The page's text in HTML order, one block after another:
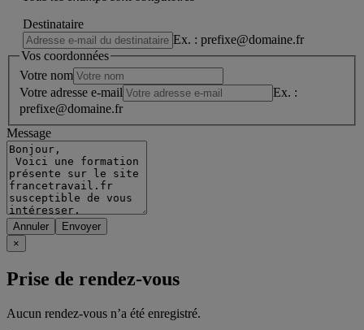
Destinataire
Ex. : prefixe@domaine.fr
Vos coordonnées
Votre nom
Votre adresse e-mail
Ex. :
prefixe@domaine.fr
Message
Annuler
×
Prise de rendez-vous
Aucun rendez-vous n’a été enregistré.